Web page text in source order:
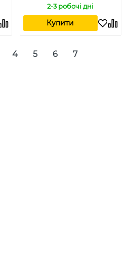
2-3 робочі дні
Купити
4 5 6 7